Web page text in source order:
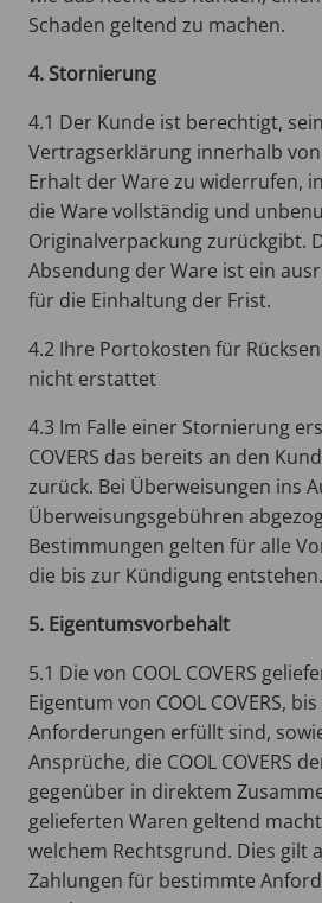
Schaden geltend zu machen.
4. Stornierung
4.1 Der Kunde ist berechtigt,
Vertragserklärung innerhalb von
Erhalt der Ware zu widerrufen,
die Ware vollständig und
Originalverpackung zurückgibt.
Absendung der Ware ist ein
für die Einhaltung der Frist.
4.2 Ihre Portokosten für
nicht erstattet
4.3 Im Falle einer Stornierung
COVERS das bereits an den
zurück. Bei Überweisungen ins
Überweisungsgebühren
Bestimmungen gelten für alle
die bis zur Kündigung entstehen.
5. Eigentumsvorbehalt
5.1 Die von COOL COVERS
Eigentum von COOL COVERS,
Anforderungen erfüllt sind,
Ansprüche, die COOL COVERS
gegenüber in direktem
gelieferten Waren geltend
welchem ​​Rechtsgrund. Dies gilt
Zahlungen für bestimmte